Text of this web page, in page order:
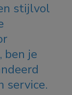
stijlvol
ben je
service.